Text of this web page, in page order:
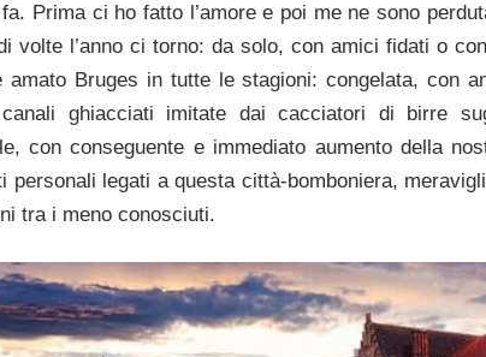
Prima ci ho fatto l’amore e poi me ne sono
volte l’anno ci torno: da solo, con amici fidati o co
amato Bruges in tutte le stagioni: congelata, con
ghiacciati imitate dai cacciatori di birre
con conseguente e immediato aumento della
personali legati a questa città-bomboniera,
tra i meno conosciuti.